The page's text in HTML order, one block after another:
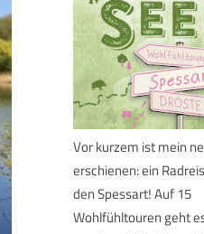
Vor kurzem ist mein
erschienen: ein
den Spessart! Auf 15
Wohlfühltouren geht